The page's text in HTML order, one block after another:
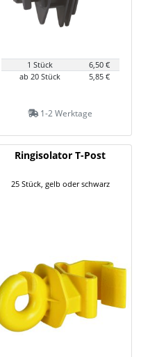
1 Stück
6,50 €
ab 20 Stück
5,85 €
1-2 Werktage
Ringisolator T-Post
25 Stück, gelb oder schwarz